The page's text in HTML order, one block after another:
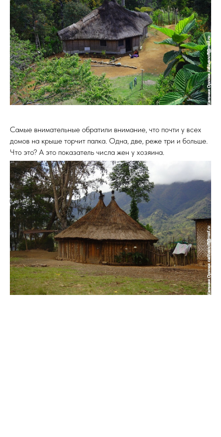
Самые внимательные обратили внимание, что почти у всех
домов на крыше торчит палка. Одна, две, реже три и больше.
Что это? А это показатель числа жен у хозяина.